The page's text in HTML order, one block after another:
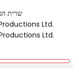
שרית
Ltd.
Ltd.